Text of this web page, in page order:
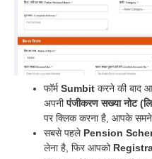
फॉर्मSumbit करने की बाद
अपनीपंजीकरण सख्या नोट
पर क्लिक करना है, आपके
सबसे पहले Pension
लेना है, फिर आपको